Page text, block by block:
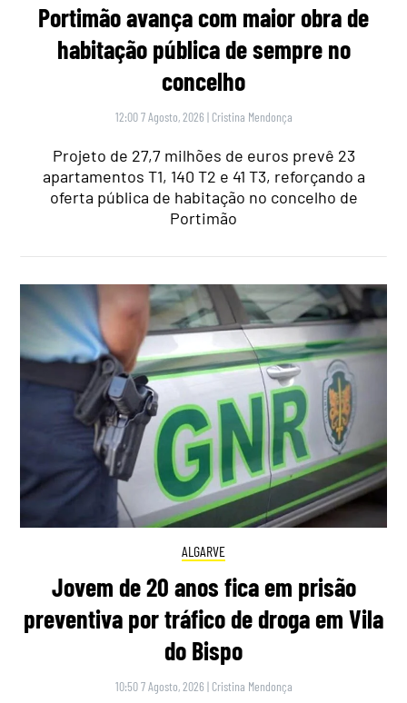
Portimão avança com maior obra de
habitação pública de sempre no
concelho
12:00 7 Agosto, 2026 | Cristina Mendonça
Projeto de 27,7 milhões de euros prevê 23
apartamentos T1, 140 T2 e 41 T3, reforçando a
oferta pública de habitação no concelho de
Portimão
ALGARVE
Jovem de 20 anos fica em prisão
preventiva por tráfico de droga em Vila
do Bispo
10:50 7 Agosto, 2026 | Cristina Mendonça